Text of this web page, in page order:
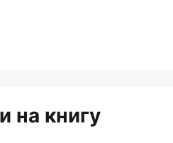
на книгу